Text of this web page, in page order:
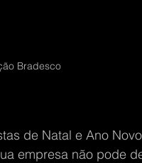
Bradesco
de Natal e Ano
empresa não pode